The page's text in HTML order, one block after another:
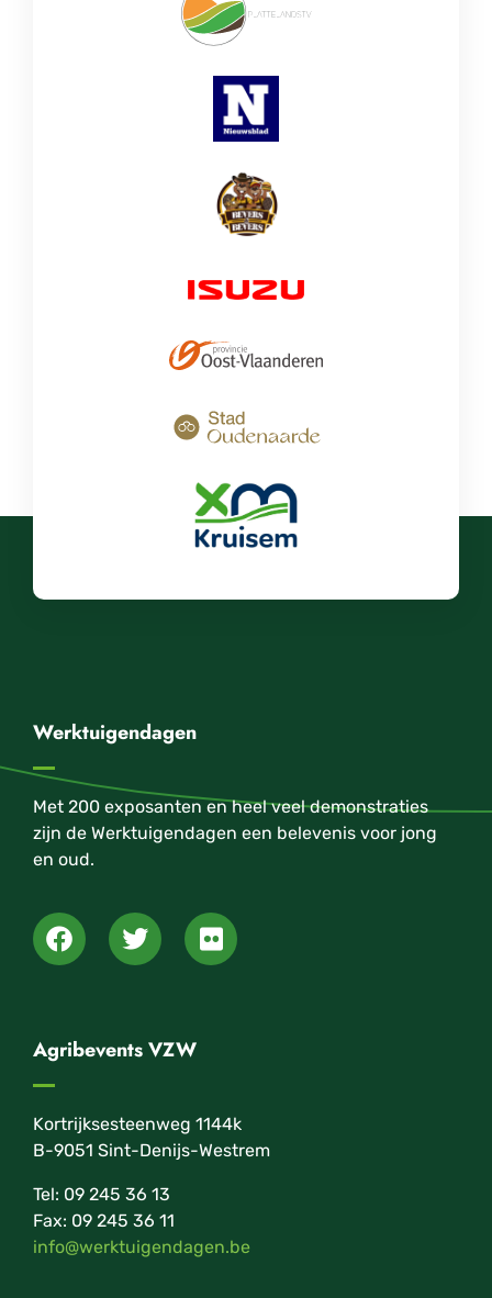
Werktuigendagen
Met 200 exposanten en heel veel demonstraties
zijn de Werktuigendagen een belevenis voor jong
en oud.
Agribevents VZW
Kortrijksesteenweg 1144k
B-9051 Sint-Denijs-Westrem
Tel: 09 245 36 13
Fax: 09 245 36 11
info@werktuigendagen.be